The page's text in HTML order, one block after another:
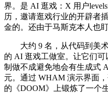
界。是 AI 逛戏：X 用户
历，邀请逛戏行业的开辟者
金的。还由于马斯克本人也
大约 9 名，从代码到美术
的 AI 逛戏工做室。让它们
制做不成避免地会有生成式
元。通过 WHAM 演示界面
的《DOOM》上锻炼了一个